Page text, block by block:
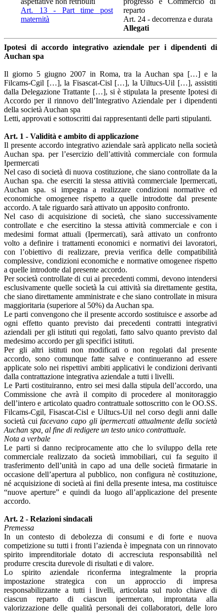
Art. 13 - Part time post
maternità
reparto
Art. 24 - decorrenza e durata
Allegati
Ipotesi di accordo integrativo aziendale per i dipendenti di
Auchan spa
Il giorno 5 giugno 2007 in Roma, tra la Auchan spa […] e la
Filcams-Cgil […], la Fisascat-Cisl […], la Uiltucs-Uil […], assistiti
dalla Delegazione Trattante […], si è stipulata la presente Ipotesi di
Accordo per il rinnovo dell’Integrativo Aziendale per i dipendenti
della società Auchan spa
Letti, approvati e sottoscritti dai rappresentanti delle parti stipulanti.
Art. 1 - Validità e ambito di applicazione
Il presente accordo integrativo aziendale sarà applicato nella società
Auchan spa. per l’esercizio dell’attività commerciale con formula
Ipermercati
Nel caso di società di nuova costituzione, che siano controllate da la
Auchan spa. che eserciti la stessa attività commerciale Ipermercati,
Auchan spa. si impegna a realizzare condizioni normative ed
economiche omogenee rispetto a quelle introdotte dal presente
accordo. A tale riguardo sarà attivato un apposito confronto.
Nel caso di acquisizione di società, che siano successivamente
controllate e che esercitino la stessa attività commerciale e con i
medesimi format attuali (Ipermercati), sarà attivato un confronto
volto a definire i trattamenti economici e normativi dei lavoratori,
con l’obiettivo di realizzare, previa verifica delle compatibilità
complessive, condizioni economiche e normative omogenee rispetto
a quelle introdotte dal presente accordo.
Per società controllate di cui ai precedenti commi, devono intendersi
esclusivamente quelle società la cui attività sia direttamente gestita,
che siano direttamente amministrate e che siano controllate in misura
maggioritaria (superiore al 50%) da Auchan spa.
Le parti convengono che il presente accordo sostituisce e assorbe ad
ogni effetto quanto previsto dai precedenti contratti integrativi
aziendali per gli istituti qui regolati, fatto salvo quanto previsto dal
medesimo accordo per gli specifici istituti.
Per gli altri istituti non modificati o non regolati dal presente
accordo, sono comunque fatte salve e continueranno ad essere
applicate solo nei rispettivi ambiti applicativi le condizioni derivanti
dalla contrattazione integrativa aziendale a tutti i livelli.
Le Parti costituiranno, entro sei mesi dalla stipula dell’accordo, una
Commissione che avrà il compito di procedere al monitoraggio
dell’intero e articolato quadro contrattuale sottoscritto con le OO.SS.
Filcams-Cgil, Fisascat-Cisl e Uiltucs-Uil nel corso degli anni dalle
società cuifacevano capo gli ipermercati attualmente della società
Auchan spa, al fine di redigere un testo unico contrattuale.
Nota a verbale
Le parti si danno reciprocamente atto che lo sviluppo della rete
commerciale realizzato da società immobiliari, cui fa seguito il
trasferimento dell’unità in capo ad una delle società firmatarie in
occasione dell’apertura al pubblico, non configura nè costituzione,
né acquisizione di società ai fini della presente intesa, ma costituisce
“nuove aperture” e quindi da luogo all’applicazione del presente
accordo.
Art. 2 - Relazioni sindacali
Premessa
In un contesto di debolezza di consumi e di forte e nuova
competizione su tutti i fronti l’azienda è impegnata con un rinnovato
spirito imprenditoriale dotato di accresciuta responsabilità nel
produrre crescita durevole di risultati e di valore.
Lo spirito aziendale riconferma integralmente la propria
impostazione strategica con un approccio di impresa
responsabilizzante a tutti i livelli, articolata sul ruolo chiave di
ciascun reparto di ciascun ipermercato, improntata alla
valorizzazione delle qualità personali dei collaboratori, delle loro